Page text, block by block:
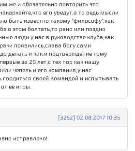
же и обязательно повторить это
его уведут,а то ведь мысли
быть известно такому "философу",как
о этом болтать,то рано или поздно
люди.у нас в руководстве клуба,как
появились,слава богу.сами
делать и как.и подтверждение тому
за 20 лет,с тех пор как нашу
чепель и его компания,у нас
гордиться своей Командой и испытывать
её игры.
[3252] 02.08.2017 10:35
исправлено!